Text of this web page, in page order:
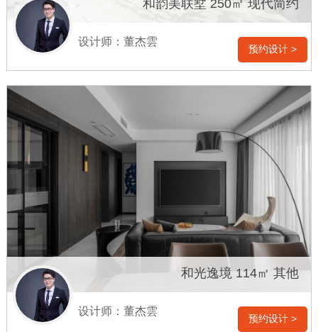
和韵美联墅 250㎡ 现代简约
设计师：董杰雲
预约设计 >
和光逸境 114㎡ 其他
设计师：董杰雲
预约设计 >